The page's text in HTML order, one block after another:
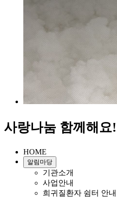
사랑나눔 함께해요!
HOME
알림마당
기관소개
사업안내
희귀질환자 쉼터 안내